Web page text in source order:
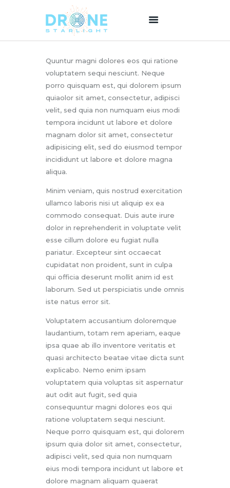
HOME
ABOUT US
SERVICES
PRICING
BLOG
CONTACT
Quuntur magni dolores eos qui ratione
voluptatem sequi nesciunt. Neque
porro quisquam est, qui dolorem ipsum
quiaolor sit amet, consectetur, adipisci
velit, sed quia non numquam eius modi
tempora incidunt ut labore et dolore
magnam dolor sit amet, consectetur
adipisicing elit, sed do eiusmod tempor
incididunt ut labore et dolore magna
aliqua.
Minim veniam, quis nostrud exercitation
ullamco laboris nisi ut aliquip ex ea
commodo consequat. Duis aute irure
dolor in reprehenderit in voluptate velit
esse cillum dolore eu fugiat nulla
pariatur. Excepteur sint occaecat
cupidatat non proident, sunt in culpa
qui officia deserunt mollit anim id est
laborum. Sed ut perspiciatis unde omnis
iste natus error sit.
Voluptatem accusantium doloremque
laudantium, totam rem aperiam, eaque
ipsa quae ab illo inventore veritatis et
quasi architecto beatae vitae dicta sunt
explicabo. Nemo enim ipsam
voluptatem quia voluptas sit aspernatur
aut odit aut fugit, sed quia
consequuntur magni dolores eos qui
ratione voluptatem sequi nesciunt.
Neque porro quisquam est, qui dolorem
ipsum quia dolor sit amet, consectetur,
adipisci velit, sed quia non numquam
eius modi tempora incidunt ut labore et
dolore magnam aliquam quaerat